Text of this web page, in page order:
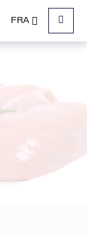
FRA
Menu